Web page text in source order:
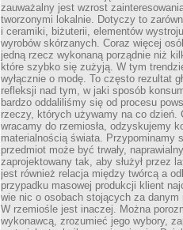
zauważalny jest wzrost
tworzonymi lokalnie. Dotyczy to
i ceramiki, biżuterii, elementów
wyrobów skórzanych. Coraz więcej
jedną rzecz wykonaną porządnie niż
które szybko się zużyją. W tym
wyłącznie o modę. To często rezultat
refleksji nad tym, w jaki sposób
bardzo oddaliliśmy się od procesu
rzeczy, których używamy na co dzień.
wracamy do rzemiosła, odzyskujemy
materialnością świata. Przypominamy
przedmiot może być trwały,
zaprojektowany tak, aby służył przez
jest również relacja między twórcą a
przypadku masowej produkcji klient
wie nic o osobach stojących za danym
W rzemiośle jest inaczej. Można
wykonawcą, zrozumieć jego wybory,